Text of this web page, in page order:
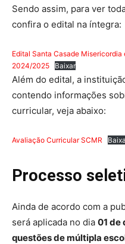
Sendo assim, para ver
confira o edital na íntegra:
Edital Santa Casade
2024/2025
Baixar
Além do edital, a
contendo informações
curricular, veja abaixo:
Avaliação Curricular SCMR
Processo
Ainda de acordo com a
será aplicada no dia 01 de
questões de múltipla